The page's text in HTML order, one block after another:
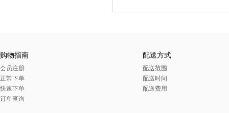
购物指南
会员注册
正常下单
快速下单
订单查询
配送方式
配送范围
配送时间
配送费用